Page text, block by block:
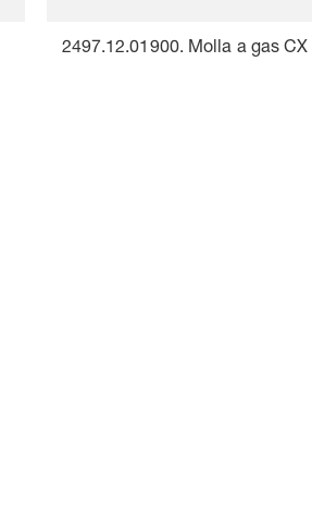
2497.12.01900. Molla a gas